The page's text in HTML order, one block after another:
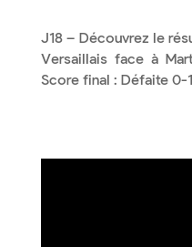
J18 – Découvrez le
Versaillais face à
Score final : Défaite 0-1